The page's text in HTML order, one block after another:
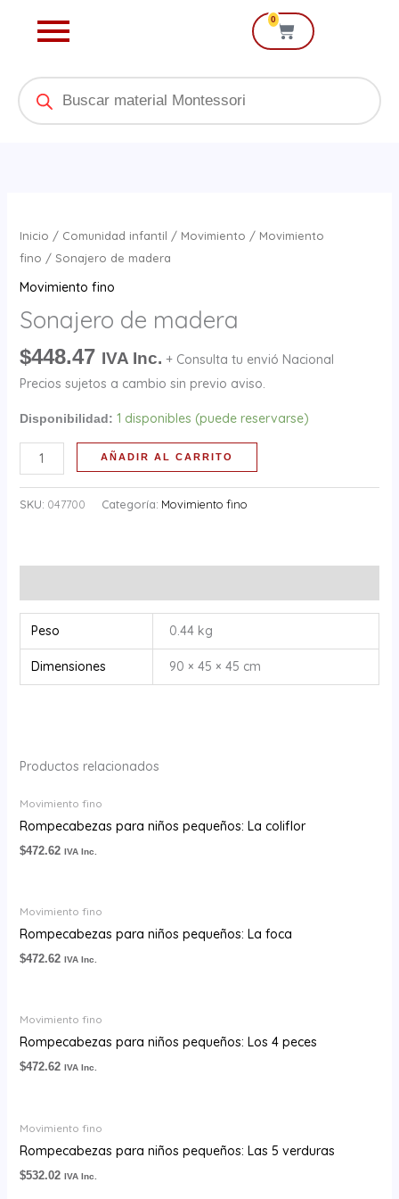
0
Cart
Products
search
Inicio / Comunidad infantil / Movimiento / Movimiento
fino / Sonajero de madera
Movimiento fino
Sonajero de madera
$448.47 IVA Inc. + Consulta tu envió Nacional
Precios sujetos a cambio sin previo aviso.
Disponibilidad: 1 disponibles (puede reservarse)
de
madera
AÑADIR AL CARRITO
SKU: 047700 Categoría: Movimiento fino
Peso 0.44 kg
Dimensiones 90 × 45 × 45 cm
Productos relacionados
Movimiento fino
Rompecabezas para niños pequeños: La coliflor
$472.62 IVA Inc.
Movimiento fino
Rompecabezas para niños pequeños: La foca
$472.62 IVA Inc.
Movimiento fino
Rompecabezas para niños pequeños: Los 4 peces
$472.62 IVA Inc.
Movimiento fino
Rompecabezas para niños pequeños: Las 5 verduras
$532.02 IVA Inc.